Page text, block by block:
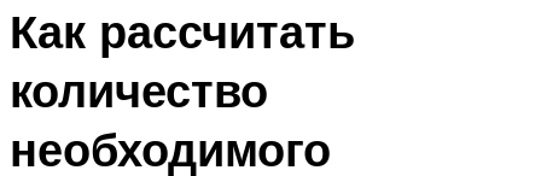
Как рассчитать
количество
необходимого